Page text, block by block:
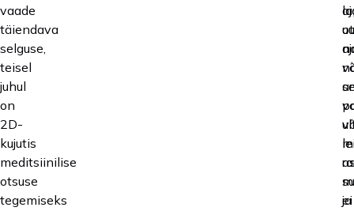
vaade
täiendava
selguse,
teisel
juhul
on
2D-
kujutis
meditsiinilise
otsuse
tegemiseks
ja
ei